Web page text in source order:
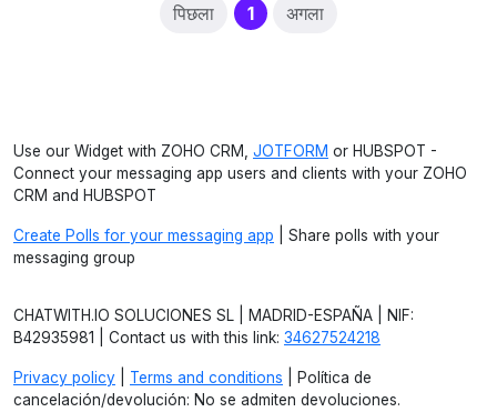
पिछला 1(current)
अगला
Use our Widget with ZOHO CRM, JOTFORM or HUBSPOT -
Connect your messaging app users and clients with your ZOHO
CRM and HUBSPOT
Create Polls for your messaging app | Share polls with your
messaging group
CHATWITH.IO SOLUCIONES SL | MADRID-ESPAÑA | NIF:
B42935981 | Contact us with this link: 34627524218
Privacy policy Terms and conditions | Política de
cancelación/devolución: No se admiten devoluciones.